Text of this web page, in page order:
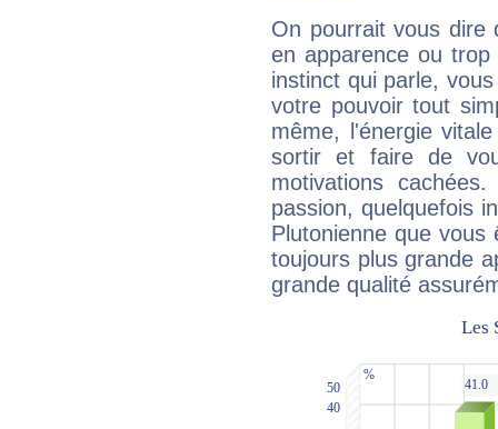
On pourrait vous dire
en apparence ou
instinct qui parle,
votre pouvoir tout
même, l'énergie
sortir et faire de
motivations
passion, quelquefois
Plutonienne que
toujours plus grande
grande qualité